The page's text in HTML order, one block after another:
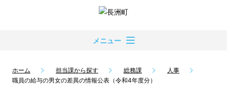
メニュー
ホーム 担当課から探す 総務課
人事
職員の給与の男女の差異の情報公表（令和4年度分）